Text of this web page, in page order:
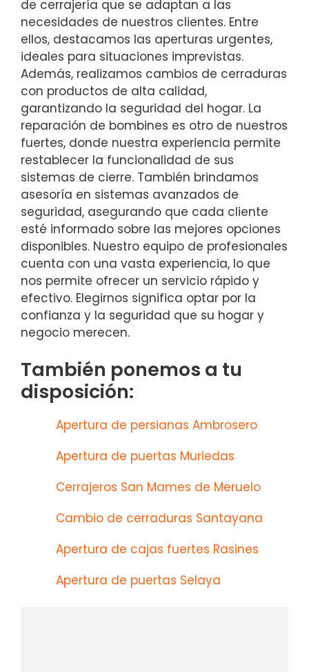
de cerrajería que se adaptan a las
necesidades de nuestros clientes. Entre
ellos, destacamos las aperturas urgentes,
ideales para situaciones imprevistas.
Además, realizamos cambios de cerraduras
con productos de alta calidad,
garantizando la seguridad del hogar. La
reparación de bombines es otro de nuestros
fuertes, donde nuestra experiencia permite
restablecer la funcionalidad de sus
sistemas de cierre. También brindamos
asesoría en sistemas avanzados de
seguridad, asegurando que cada cliente
esté informado sobre las mejores opciones
disponibles. Nuestro equipo de profesionales
cuenta con una vasta experiencia, lo que
nos permite ofrecer un servicio rápido y
efectivo. Elegirnos significa optar por la
confianza y la seguridad que su hogar y
negocio merecen.
También ponemos a tu
disposición:
Apertura de persianas Ambrosero
Apertura de puertas Muriedas
Cerrajeros San Mames de Meruelo
Cambio de cerraduras Santayana
Apertura de cajas fuertes Rasines
Apertura de puertas Selaya